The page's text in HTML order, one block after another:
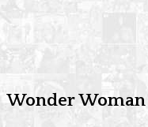
Wonder Woman